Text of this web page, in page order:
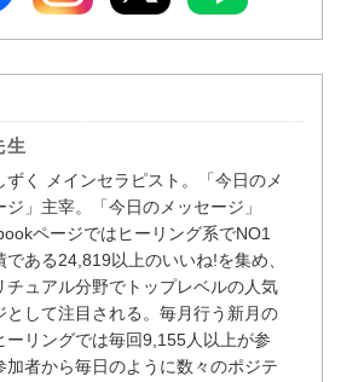
生
ずく メインセラピスト。「今日のメ
ジ」主宰。「今日のメッセージ」
ページではヒーリング系でNO1
である24,819以上のいいね!を集め、
チュアル分野でトップレベルの人気
として注目される。毎月行う新月の
ーリングでは毎回9,155人以上が参
加者から毎日のように数々のポジテ